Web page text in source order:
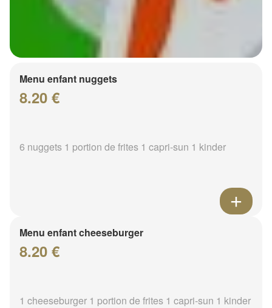
Menu enfant nuggets
8.20 €
6 nuggets 1 portion de frites 1 capri-sun 1 kinder
Menu enfant cheeseburger
8.20 €
1 cheeseburger 1 portion de frites 1 capri-sun 1 kinder